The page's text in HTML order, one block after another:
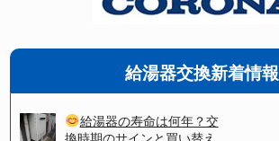
給湯器交換新着情報
給湯器の寿命は何年？交